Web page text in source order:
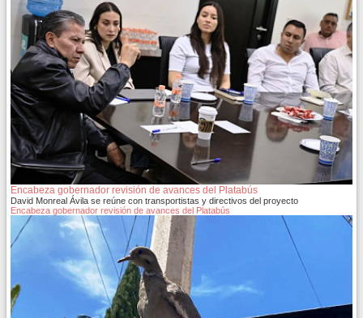
Encabeza gobernador revisión de avances del Platabús
David Monreal Ávila se reúne con transportistas y directivos del proyecto
Encabeza gobernador revisión de avances del Platabús